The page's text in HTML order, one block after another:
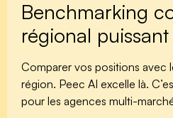
Benchmarking
régional puissant
Comparer vos positions avec
région. Peec AI excelle là.
pour les agences multi-